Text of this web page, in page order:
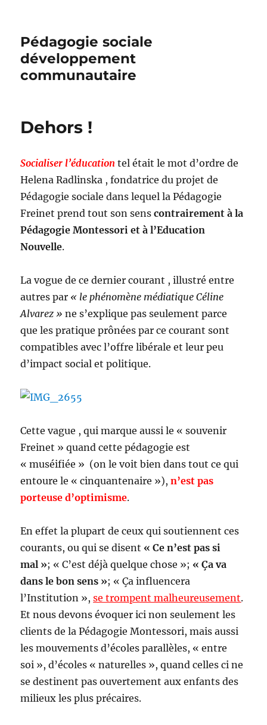
Pédagogie sociale
développement
communautaire
Dehors !
Socialiser l’éducation tel était le mot d’ordre de
Helena Radlinska , fondatrice du projet de
Pédagogie sociale dans lequel la Pédagogie
Freinet prend tout son sens contrairement à la
Pédagogie Montessori et à l’Education
Nouvelle.
La vogue de ce dernier courant , illustré entre
autres par « le phénomène médiatique Céline
Alvarez » ne s’explique pas seulement parce
que les pratique prônées par ce courant sont
compatibles avec l’offre libérale et leur peu
d’impact social et politique.
Cette vague , qui marque aussi le « souvenir
Freinet » quand cette pédagogie est
« muséifiée » (on le voit bien dans tout ce qui
entoure le « cinquantenaire »),n’est pas
porteuse d’optimisme.
En effet la plupart de ceux qui soutiennent ces
courants, ou qui se disent « Ce n’est pas si
mal »; « C’est déjà quelque chose »; « Ça va
dans le bon sens »; « Ça influencera
l’Institution »,se trompent malheureusement.
Et nous devons évoquer ici non seulement les
clients de la Pédagogie Montessori, mais aussi
les mouvements d’écoles parallèles, « entre
soi », d’écoles « naturelles », quand celles ci ne
se destinent pas ouvertement aux enfants des
milieux les plus précaires.